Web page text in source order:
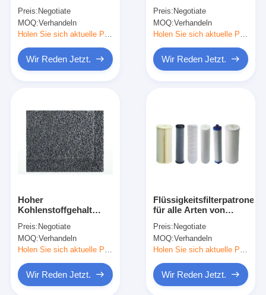
Sprühkabine Gute
Filtrationsleistung für
Smog
Preis: Negotiate
MOQ:Verhandeln
Wir Reden Jetzt.
ohne
Sekundärverschmutzung
Preis: Negotiate
MOQ:Verhandeln
Wir Reden Jetzt.
Hoher
Kohlenstoffgehalt
aus aktiviertem
Kohlenstoff Gute
Adsorptionsleistung
Preis: Negotiate
MOQ:Verhandeln
Holen Sie sich aktuelle Preis
Wir Reden Jetzt.
Flüssigkeitsfilterpatrone
für alle Arten von
sowohl kommerziell
als auch industriell
Preis: Negotiate
MOQ:Verhandeln
Holen Sie sich aktuelle Preis
Wir Reden Jetzt.